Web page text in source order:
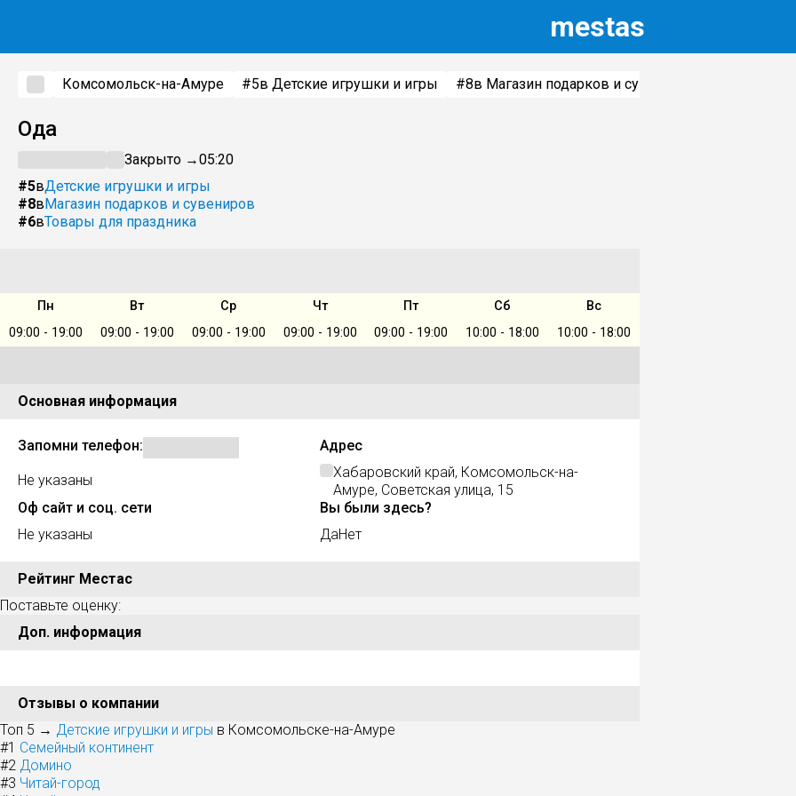
mestas
Комсомольск-на-Амуре #5в Детские игрушки и игры #8в Магазин подарков и сувениров
Ода
Закрыто →05:20
#5вДетские игрушки и игры
#8вМагазин подарков и сувениров
#6вТовары для праздника
Пн Вт Ср Чт Пт Сб
Вс
09:00 - 19:00
09:00 - 19:00 09:00 - 19:00 09:00 - 19:00 09:00 - 19:00 10:00 - 18:00 10:00 - 18:00
Основная информация
Запомни телефон:
Не указаны
Адрес
Хабаровский край, Комсомольск-на-
Амуре, Советская улица, 15
Оф сайт и соц. сети
Не указаны
Вы были здесь?
ДаНет
Рейтинг Местас
Поставьте оценку:
Доп. информация
Отзывы о компании
Топ 5 → Детские игрушки и игры в Комсомольске-на-Амуре
#1 Семейный континент
#2 Домино
#3 Читай-город